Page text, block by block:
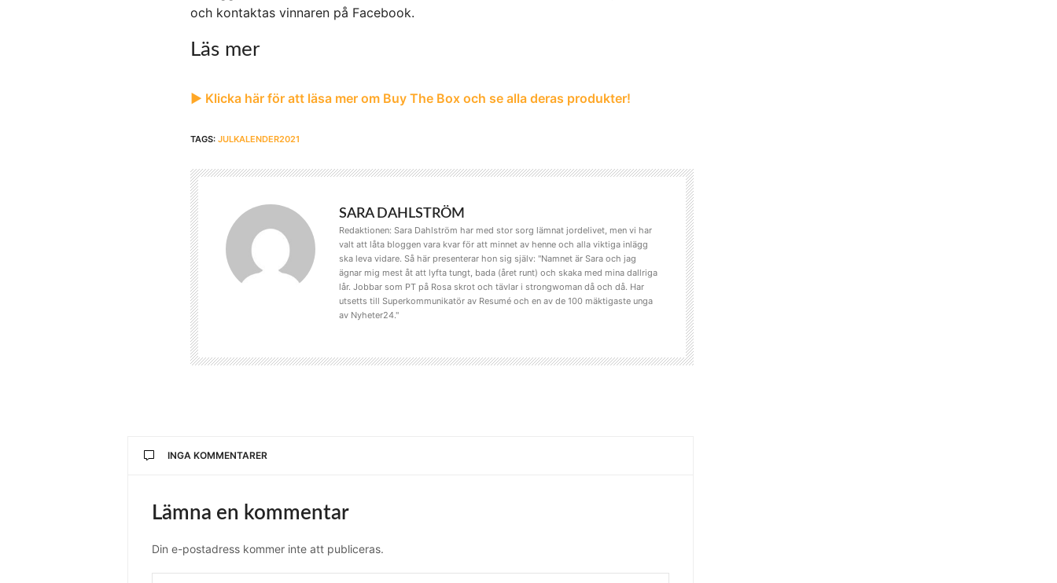
och kontaktas vinnaren på Facebook.
Läs mer
▶︎ Klicka här för att läsa mer om Buy The Box och se alla deras produkter!
TAGS: JULKALENDER2021
SARA DAHLSTRÖM
Redaktionen: Sara Dahlström har med stor sorg lämnat jordelivet, men vi har
valt att låta bloggen vara kvar för att minnet av henne och alla viktiga inlägg
ska leva vidare. Så här presenterar hon sig själv: "Namnet är Sara och jag
ägnar mig mest åt att lyfta tungt, bada (året runt) och skaka med mina dallriga
lår. Jobbar som PT på Rosa skrot och tävlar i strongwoman då och då. Har
utsetts till Superkommunikatör av Resumé och en av de 100 mäktigaste unga
av Nyheter24."
INGA KOMMENTARER
Lämna en kommentar
Din e-postadress kommer inte att publiceras.